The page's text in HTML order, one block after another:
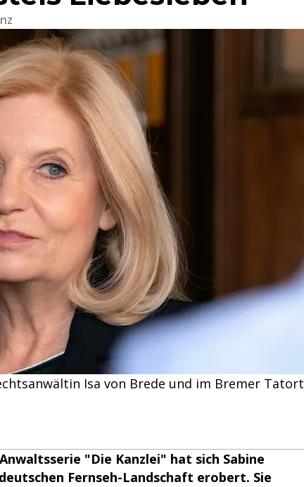
Isa von Brede und im Bremer Tatort
"Die Kanzlei" hat sich Sabine
Fernseh-Landschaft erobert. Sie